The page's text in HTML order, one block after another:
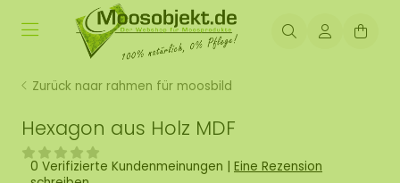
Zurück naar rahmen für moosbild
Hexagon aus Holz MDF
0 Verifizierte Kundenmeinungen | Eine Rezension